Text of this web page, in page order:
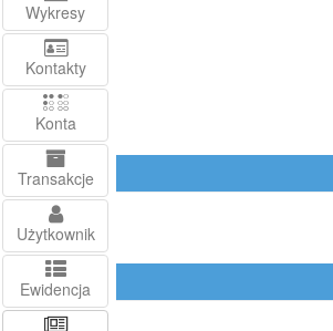
Wykresy
Kontakty
Konta
Transakcje
Użytkownik
Ewidencja